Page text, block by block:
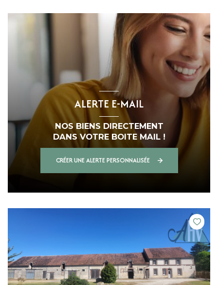
ALERTE E-MAIL
NOS BIENS DIRECTEMENT
DANS VOTRE BOITE MAIL !
CRÉER UNE ALERTE PERSONNALISÉE